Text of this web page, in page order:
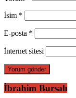
İsim *
E-posta *
İnternet sitesi
İbrahim Bursalı